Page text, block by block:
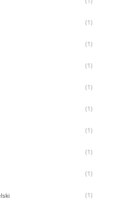
(1)
(1)
(1)
(1)
(1)
(1)
(1)
(1)
(1)